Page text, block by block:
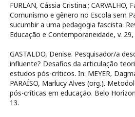
FURLAN, Cássia Cristina.; CARVALHO,
Comunismo e gênero no Escola sem
sucumbir a uma pedagogia fascista.
Educação e Contemporaneidade, v.
GASTALDO, Denise. Pesquisador/a
influente? Desafios da articulação
estudos pós-críticos. In: MEYER,
PARAÍSO, Marlucy Alves (org.).
pós-críticas em educação. Belo
13.